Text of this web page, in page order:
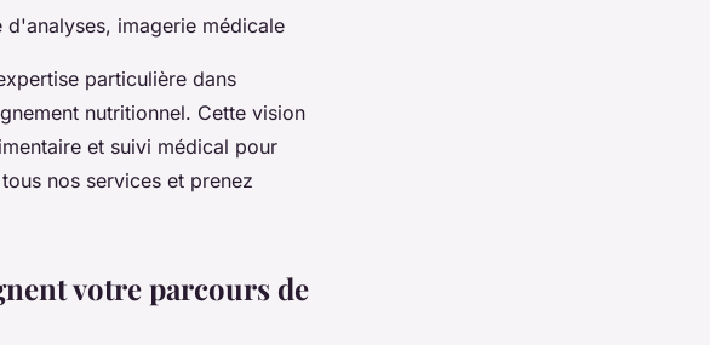
imagerie médicale
particulière dans
nutritionnel. Cette vision
et suivi médical pour
nos services et prenez
votre parcours de